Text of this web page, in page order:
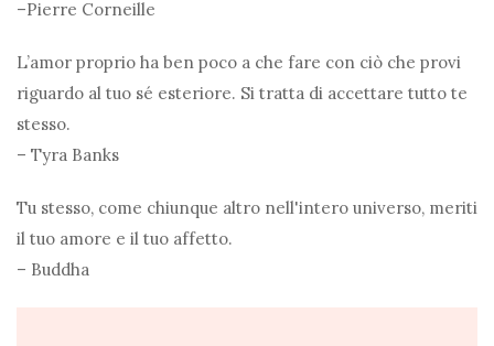
–Pierre Corneille
L’amor proprio ha ben poco a che fare con ciò che provi
riguardo al tuo sé esteriore. Si tratta di accettare tutto te
stesso.
– Tyra Banks
Tu stesso, come chiunque altro nell'intero universo, meriti
il ​​tuo amore e il tuo affetto.
– Buddha